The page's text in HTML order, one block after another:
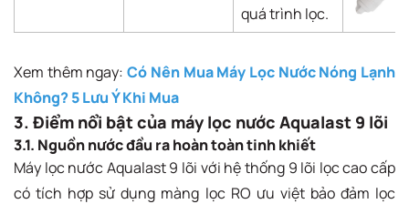
quá trình lọc.
Xem thêm ngay:Có Nên Mua Máy Lọc Nước Nóng Lạnh
Không? 5 Lưu Ý Khi Mua
3. Điểm nổi bật của máy lọc nước Aqualast 9 lõi
3.1. Nguồn nước đầu ra hoàn toàn tinh khiết
Máy lọc nước Aqualast 9 lõi với hệ thống 9 lõi lọc cao cấp
có tích hợp sử dụng màng lọc RO ưu việt bảo đảm lọc